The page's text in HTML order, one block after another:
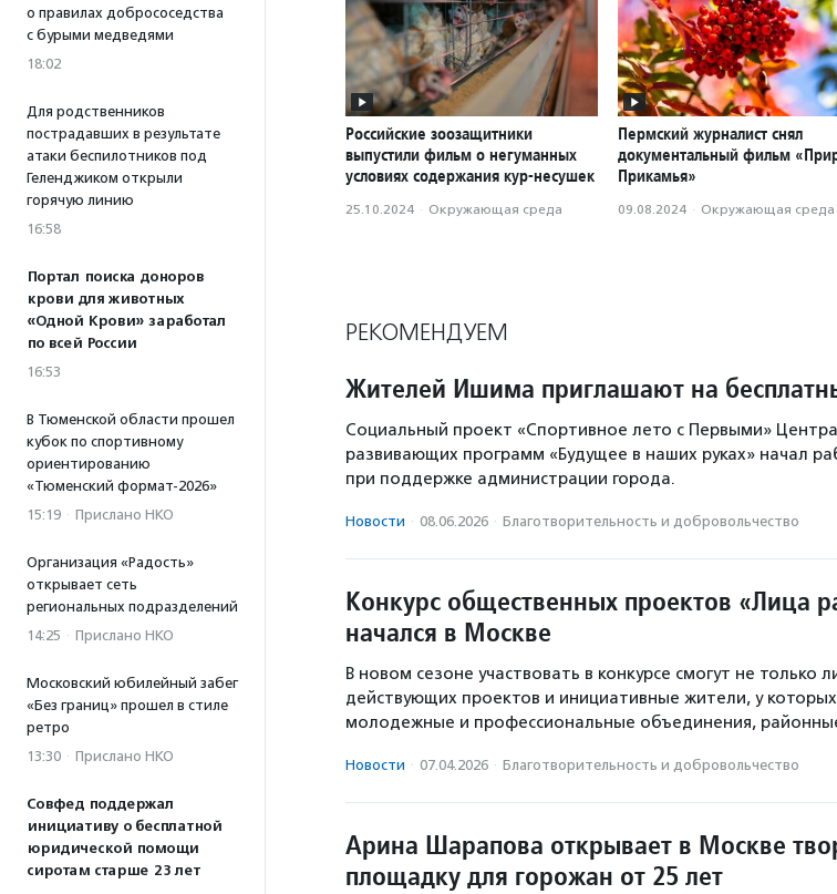
о правилах добрососедства
с бурыми медведями
18:02
Для родственников
пострадавших в результате
атаки беспилотников под
Геленджиком открыли
горячую линию
16:58
Портал поиска доноров
крови для животных
«Одной Крови» заработал
по всей России
16:53
В Тюменской области прошел
кубок по спортивному
ориентированию
«Тюменский формат-2026»
15:19 · Прислано НКО
Организация «Радость»
открывает сеть
региональных подразделений
14:25 · Прислано НКО
Московский юбилейный забег
«Без границ» прошел в стиле
ретро
13:30 · Прислано НКО
Совфед поддержал
инициативу о бесплатной
юридической помощи
сиротам старше 23 лет
Российские зоозащитники
выпустили фильм о негуманных
условиях содержания кур-несушек
25.10.2024 · Окружающая среда
Пермский журналист снял
документальный фильм
Прикамья»
09.08.2024 · Окружающая среда
РЕКОМЕНДУЕМ
Жителей Ишима приглашают на
Социальный проект «Спортивное лето с Первыми»
развивающих программ «Будущее в наших руках» начал
при поддержке администрации города.
Новости · 08.06.2026 · Благотвори­тель­ность и доброволь­чест­во
Конкурс общественных проектов «Лица
начался в Москве
В новом сезоне участвовать в конкурсе смогут не только
действующих проектов и инициативные жители, у
молодежные и профессиональные объединения,
Новости · 07.04.2026 · Благотвори­тель­ность и доброволь­чест­во
Арина Шарапова открывает в Москве
площадку для горожан от 25 лет